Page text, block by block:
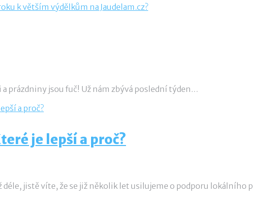
a prázdniny jsou fuč! Už nám zbývá poslední týden…
je lepší a proč?
déle, jistě víte, že se již několik let usilujeme o podporu